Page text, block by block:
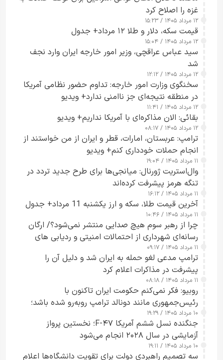
غزه را اصلاح کرد
۱۲ مرداد ۱۴۰۵ / ۱۵:۲۳
قیمت سکه، دلار و طلا ۱۲ مرداد+ جدول
۱۲ مرداد ۱۴۰۵ / ۱۵:۰۴
سید عباس عراقچی، وزیر امور خارجه ایران وارد نجف
شد
۱۲ مرداد ۱۴۰۵ / ۱۲:۱۲
سخنگوی وزارت امور خارجه: تداوم حضور نظامی آمریکا
در منطقه نتیجه‌ای جز ناامنی ندارد+ ویدیو
۱۲ مرداد ۱۴۰۵ / ۱۱:۴۱
بقائی: الان مذاکره‌ای با آمریکا نداریم+ ویدیو
۱۲ مرداد ۱۴۰۵ / ۰۸:۱۷
ترامپ: عربستان، امارات، قطر و ایران از من خواستند از
انجام حملات خودداری کنم+ ویدیو
۱۱ مرداد ۱۴۰۵ / ۱۹:۰۴
وال‌استریت ژورنال: میانجی‌ها برای طرح جدید تردد در
تنگه هرمز پیشرفت کرده‌اند
۱۱ مرداد ۱۴۰۵ / ۱۶:۱۲
آخرین قیمت طلا، سکه و ارز یکشنبه 11 مرداد+ جدول
۱۱ مرداد ۱۴۰۵ / ۱۰:۴۶
چرا از رهبر سوم هیچ صدایی منتشر نمی‌شود؟/ ارگان
رسانه‌ای شهرداری از احتمالات امنیتی و ردیابی های
جاسوسی گفت
۱۱ مرداد ۱۴۰۵ / ۰۹:۱۷
ترامپ مدعی لغو حمله به ایران شد و دلیل آن را
پیشرفت در مذاکرات اعلام کرد
۱۱ مرداد ۱۴۰۵ / ۰۸:۱۸
روبیو: فکر نمی‌کنم حکومت ایران تاکنون با
رئیس‌جمهوری مانند دونالد ترامپ روبه‌رو شده باشد؛
کسی که واقعاً دست به اقدام می‌زند
۱۰ مرداد ۱۴۰۵ / ۱۹:۲۹
جنگنده نسل ششم آمریکا F-۴۷؛ نخستین پرواز
آزمایشی در سال ۲۰۲۸ انجام می‌شود
۱۰ مرداد ۱۴۰۵ / ۱۹:۱۱
سه تصمیم راهبردی دولت برای تقویت دانشگاه‌ها اعلام